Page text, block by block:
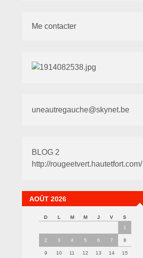
Me contacter
uneautregauche@skynet.be
BLOG 2
http://rougeetvert.hautetfort.com/
AOÛT 2026
D L M M J V
S
1
2 3 4 5 6 7 8
9 10 11 12 13 14 15